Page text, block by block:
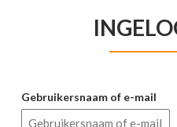
Gebruikersnaam of e-mail